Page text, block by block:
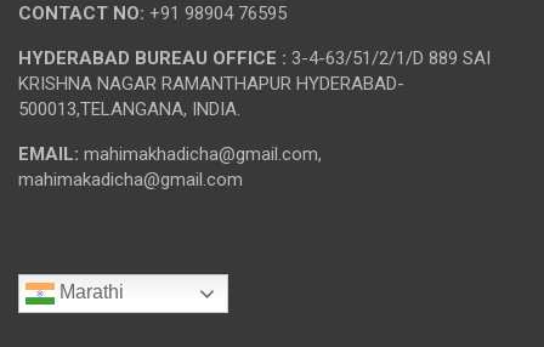
CONTACT NO: +91 98904 76595
HYDERABAD BUREAU OFFICE : 3-4-63/51/2/1/D 889 SAI
KRISHNA NAGAR RAMANTHAPUR HYDERABAD-
500013,TELANGANA, INDIA.
EMAIL: mahimakhadicha@gmail.com,
mahimakadicha@gmail.com
Marathi